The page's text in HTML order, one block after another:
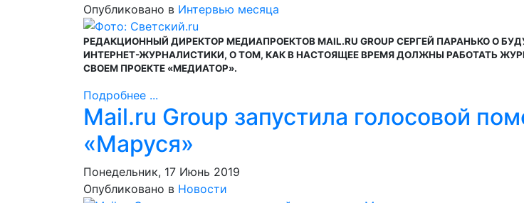
Опубликовано в Интервью месяца
РЕДАКЦИОННЫЙ ДИРЕКТОР МЕДИАПРОЕКТОВ MAIL.RU GROUP СЕРГЕЙ ПАРАНЬКО О
ИНТЕРНЕТ-ЖУРНАЛИСТИКИ, О ТОМ, КАК В НАСТОЯЩЕЕ ВРЕМЯ ДОЛЖНЫ РАБОТАТЬ
СВОЕМ ПРОЕКТЕ «МЕДИАТОР».
Подробнее ...
Mail.ru Group запустила голосовой
«Маруся»
Понедельник, 17 Июнь 2019
Опубликовано в Новости